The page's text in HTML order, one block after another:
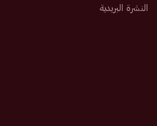
النشرة البريدية